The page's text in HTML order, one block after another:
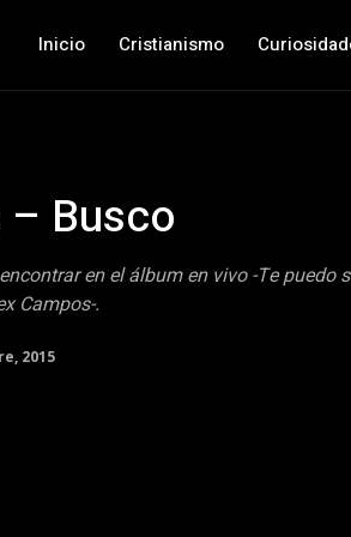
Inicio Cristianismo
Busco
en el álbum en vivo -Te puedo
Campos-.
2015